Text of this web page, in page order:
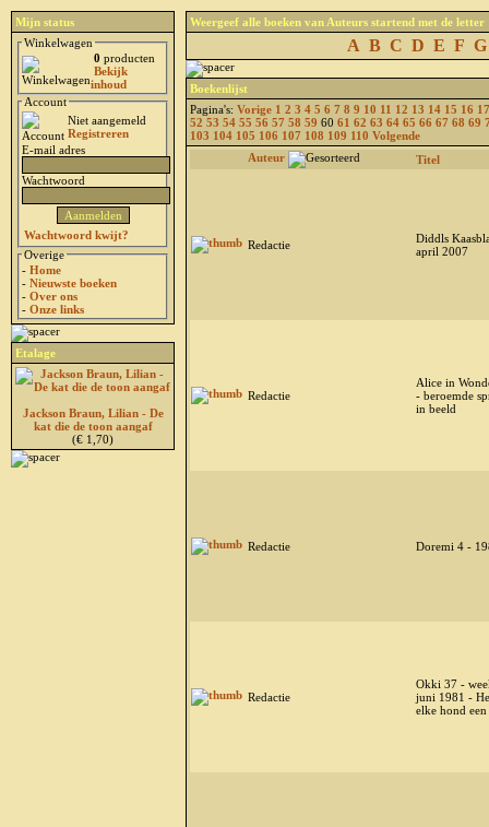
Mijn status
Winkelwagen
0 producten
Bekijk
inhoud
Account
Niet aangemeld
Registreren
E-mail adres
Wachtwoord
Wachtwoord kwijt?
Overige
- Home
- Nieuwste boeken
- Over ons
- Onze links
Etalage
Jackson Braun, Lilian - De
kat die de toon aangaf
(€ 1,70)
Weergeef alle boeken van Auteurs startend met de letter
A B C D E F G
Boekenlijst
Pagina's: Vorige 1 2 3 4 5 6 7 8 9 10 11 12 13 14 15 16 17
52 53 54 55 56 57 58 59 60 61 62 63 64 65 66 67 68 69
103 104 105 106 107 108 109 110 Volgende
Auteur
Titel
Redactie
Diddls
april 2007
Redactie
Alice in
- beroemde
in beeld
Redactie Doremi 4 -
Redactie
Okki 37 -
juni 1981 -
elke hond een